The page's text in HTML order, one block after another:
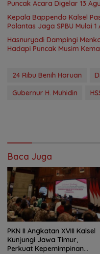
Puncak Acara Digelar 13
Kepala Bappenda Kalsel
Polantas Jaga SPBU Mulai
Hasnuryadi Dampingi
Hadapi Puncak Musim
24 Ribu Benih Haruan
Gubernur H. Muhidin
Baca Juga
PKN II Angkatan XVIII Kalsel
Kunjungi Jawa Timur,
Perkuat Kepemimpinan